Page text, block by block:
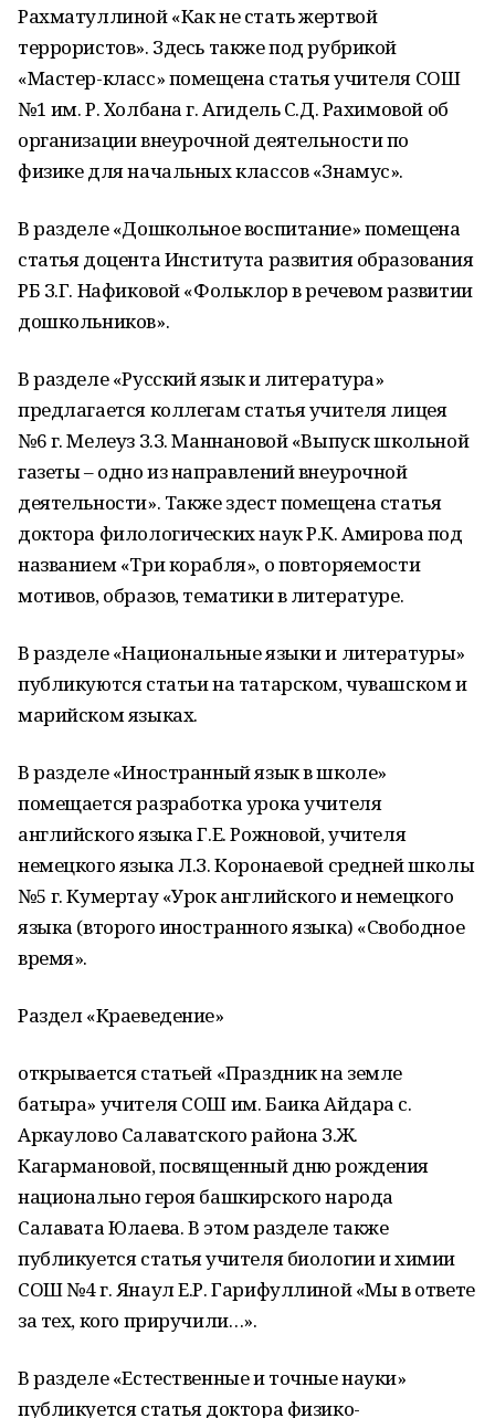
Рахматуллиной «Как не стать жертвой
террористов». Здесь также под рубрикой
«Мастер-класс» помещена статья учителя СОШ
№1 им. Р. Холбана г. Агидель С.Д. Рахимовой об
организации внеурочной деятельности по
физике для начальных классов «Знамус».
В разделе «Дошкольное воспитание» помещена
статья доцента Института развития образования
РБ З.Г. Нафиковой «Фольклор в речевом развитии
дошкольников».
В разделе «Русский язык и литература»
предлагается коллегам статья учителя лицея
№6 г. Мелеуз З.З. Маннановой «Выпуск школьной
газеты – одно из направлений внеурочной
деятельности». Также здест помещена статья
доктора филологических наук Р.К. Амирова под
названием «Три корабля», о повторяемости
мотивов, образов, тематики в литературе.
В разделе «Национальные языки и литературы»
публикуются статьи на татарском, чувашском и
марийском языках.
В разделе «Иностранный язык в школе»
помещается разработка урока учителя
английского языка Г.Е. Рожновой, учителя
немецкого языка Л.З. Коронаевой средней школы
№5 г. Кумертау «Урок английского и немецкого
языка (второго иностранного языка) «Свободное
время».
Раздел «Краеведение»
открывается статьей «Праздник на земле
батыра» учителя СОШ им. Баика Айдара с.
Аркаулово Салаватского района З.Ж.
Кагармановой, посвященный дню рождения
национально героя башкирского народа
Салавата Юлаева. В этом разделе также
публикуется статья учителя биологии и химии
СОШ №4 г. Янаул Е.Р. Гарифуллиной «Мы в ответе
за тех, кого приручили…».
В разделе «Естественные и точные науки»
публикуется статья доктора физико-